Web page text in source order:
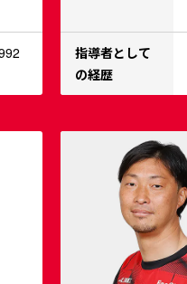
指導者として
の経歴